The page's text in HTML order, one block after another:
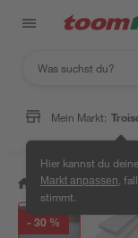
Mein Markt:
Hier kannst du
Markt anpassen ,
stimmt.
/ Garten & Freizeit
- 30 %